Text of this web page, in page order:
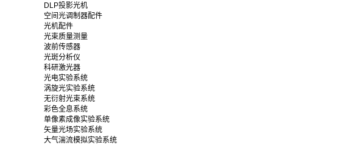
DLP投影光机
空间光调制器配件
光机配件
光束质量测量
波前传感器
光斑分析仪
科研激光器
光电实验系统
涡旋光实验系统
无衍射光束系统
彩色全息系统
单像素成像实验系统
矢量光场实验系统
大气湍流模拟实验系统